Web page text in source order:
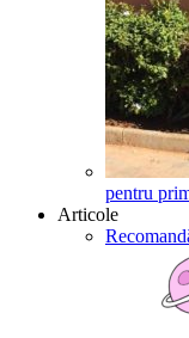
pentru
Articole